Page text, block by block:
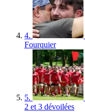
4.
Fourquier
5.
2 et 3 dévoilées